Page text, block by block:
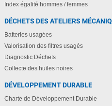
Index égalité hommes / femmes
DÉCHETS DES ATELIERS
Batteries usagées
Valorisation des filtres usagés
Diagnostic Déchets
Collecte des huiles noires
DÉVELOPPEMENT DURABLE
Charte de Développement Durable